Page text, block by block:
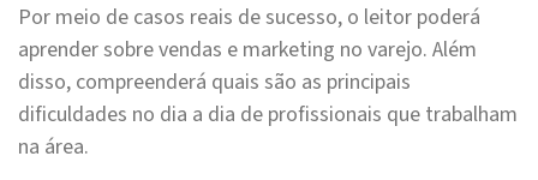
Por meio de casos reais de sucesso, o leitor poderá
aprender sobre vendas e marketing no varejo. Além
disso, compreenderá quais são as principais
dificuldades no dia a dia de profissionais que trabalham
na área.